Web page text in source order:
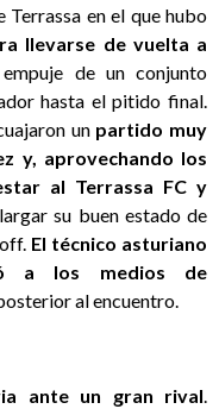
Terrassa en el que hubo
llevarse de vuelta a
de un conjunto
hasta el pitido final.
un partido muy
y, aprovechando los
al Terrassa FC y
su buen estado de
El técnico asturiano
a los medios de
al encuentro.
ante un gran rival.